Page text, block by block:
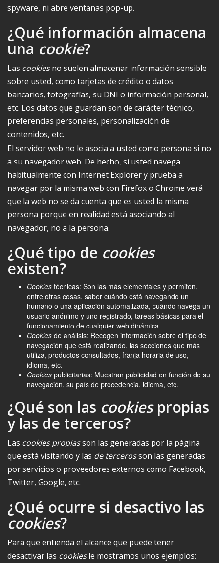
spyware, ni abre ventanas pop-up.
¿Qué información almacena
una cookie?
Las cookiesno suelen almacenar información sensible
sobre usted, como tarjetas de crédito o datos
bancarios, fotografías, su DNI o información personal,
etc. Los datos que guardan son de carácter técnico,
preferencias personales, personalización de
contenidos, etc.
El servidor web no le asocia a usted como persona si no
a su navegador web. De hecho, si usted navega
habitualmente con Internet Explorer y prueba a
navegar por la misma web con Firefox o Chrome verá
que la web no se da cuenta que es usted la misma
persona porque en realidad está asociando al
navegador, no a la persona.
¿Qué tipo de cookies
existen?
Cookies técnicas: Son las más elementales y permiten,
entre otras cosas, saber cuándo está navegando un
humano o una aplicación automatizada, cuándo navega un
usuario anónimo y uno registrado, tareas básicas para el
funcionamiento de cualquier web dinámica.
Cookies de análisis: Recogen información sobre el tipo de
navegación que está realizando, las secciones que más
utiliza, productos consultados, franja horaria de uso,
idioma, etc.
Cookies publicitarias: Muestran publicidad en función de su
navegación, su país de procedencia, idioma, etc.
¿Qué son las cookiespropias
y las de terceros?
Las cookies propiasson las generadas por la página
que está visitando y las de tercerosson las generadas
por servicios o proveedores externos como Facebook,
Twitter, Google, etc.
¿Qué ocurre si desactivo las
cookies?
Para que entienda el alcance que puede tener
desactivar las cookiesle mostramos unos ejemplos: